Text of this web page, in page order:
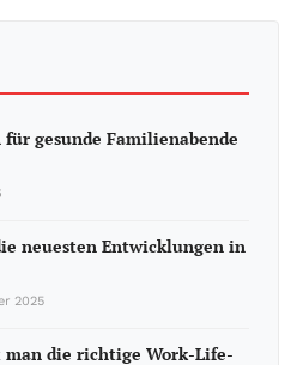
für gesunde Familienabende
neuesten Entwicklungen in
2025
man die richtige Work-Life-